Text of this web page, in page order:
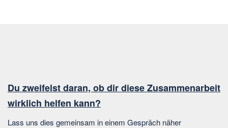
Du zweifelst daran, ob dir diese Zusammenarbeit
wirklich helfen kann?